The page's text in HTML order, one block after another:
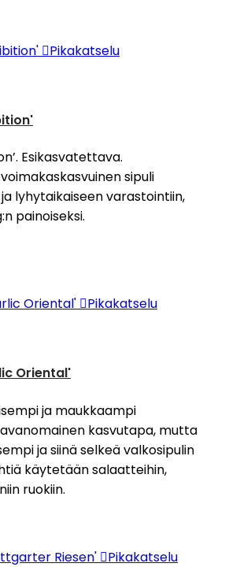
Pikakatselu
Esikasvatettava.
sipuli
lyhytaikaiseen varastointiin,
painoiseksi.
Pikakatselu
Oriental'
ja maukkaampi
kasvutapa, mutta
ja siinä selkeä valkosipulin
käytetään salaatteihin,
ruokiin.
Pikakatselu